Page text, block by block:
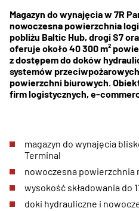
Magazyn do wynajęcia w 7R
nowoczesna powierzchnia
pobliżu Baltic Hub, drogi S7
oferuje około 40 300 m²
z dostępem do doków
systemów
powierzchni biurowych.
firm logistycznych, e-
magazyn do wynajęcia
Terminal
nowoczesna powierzchnia
wysokość składowania do
doki hydrauliczne i